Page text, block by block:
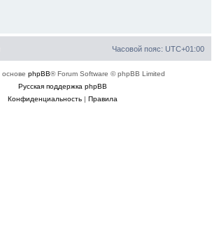
Часовой пояс: UTC+01:00
phpBB® Forum Software © phpBB Limited
Русская поддержка phpBB
Конфиденциальность| Правила